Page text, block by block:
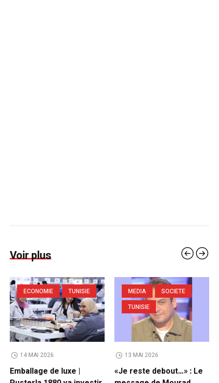
Voir plus
ECONOMIE TUNISIE
14 MAI 2026
Emballage de luxe |
MEDIA
SOCIETE
TUNISIE
13 MAI 2026
«Je reste debout…» : Le